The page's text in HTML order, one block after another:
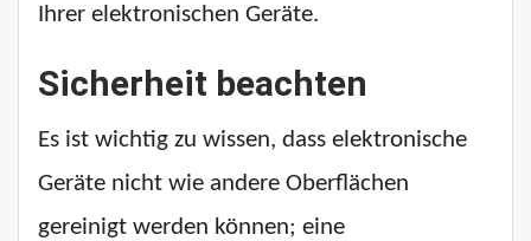
Ihrer elektronischen Geräte.
Sicherheit beachten
Es ist wichtig zu wissen, dass elektronische
Geräte nicht wie andere Oberflächen
gereinigt werden können; eine